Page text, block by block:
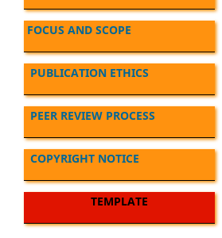
FOCUS AND SCOPE
PUBLICATION ETHICS
PEER REVIEW PROCESS
COPYRIGHT NOTICE
TEMPLATE